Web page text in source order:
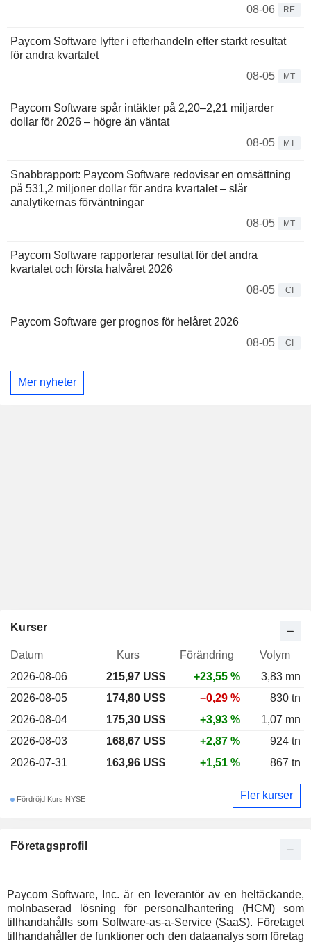
08-06
RE
Paycom Software lyfter i efterhandeln efter starkt resultat
för andra kvartalet
08-05
MT
Paycom Software spår intäkter på 2,20–2,21 miljarder
dollar för 2026 – högre än väntat
08-05
MT
Snabbrapport: Paycom Software redovisar en omsättning
på 531,2 miljoner dollar för andra kvartalet – slår
analytikernas förväntningar
08-05
MT
Paycom Software rapporterar resultat för det andra
kvartalet och första halvåret 2026
08-05
CI
Paycom Software ger prognos för helåret 2026
08-05
CI
Mer nyheter
Företagsprofil
Paycom Software, Inc. är en leverantör av en heltäckande,
molnbaserad lösning för personalhantering (HCM) som
tillhandahålls som Software-as-a-Service (SaaS). Företaget
tillhandahåller de funktioner och den dataanalys som företag
Kurser
Datum Kurs Förändring
Volym
2026-08-06
215,97 US$ +23,55 %
3,83 mn
2026-08-05
174,80 US$ −0,29 %
830 tn
2026-08-04
175,30 US$ +3,93 %
1,07 mn
2026-08-03
168,67 US$ +2,87 %
924 tn
2026-07-31
163,96 US$ +1,51 % 867 tn
Fördröjd Kurs NYSE Fler kurser